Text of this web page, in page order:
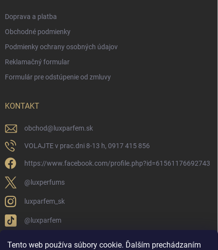
Tento web používa súbory cookie. Ďalším prechádzaním
Doprava a platba
Obchodné podmienky
Podmienky ochrany osobných údajov
Reklamačný formular
Formulár pre odstúpenie od zmluvy
KONTAKT
obchod@ luxparfem.sk
VOLAJTE v prac.dni 8-13 h, 0917 415 856
https://www.facebook.com/profile.php?id=61561176692743
@luxperfums
luxparfem_sk
@luxparfem